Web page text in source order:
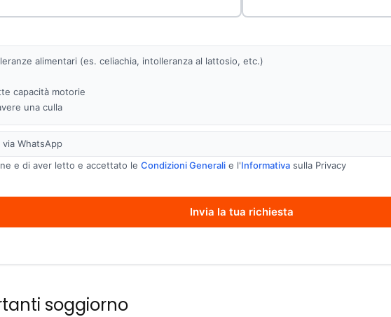
alimentari (es. celiachia, intolleranza al lattosio, etc.)
capacità motorie
una culla
WhatsApp
e di aver letto e accettato le Condizioni Generali e l'Informativa sulla Privacy
Invia la tua richiesta
soggiorno